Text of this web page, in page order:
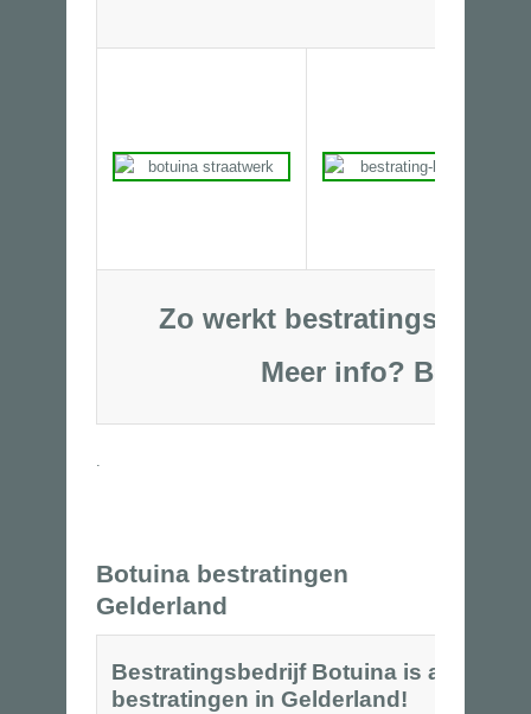
Zo werkt
Meer info? Bel
.
Botuina bestratingen
Gelderland
Bestratingsbedrijf Botuina is al meer
bestratingen in Gelderland!